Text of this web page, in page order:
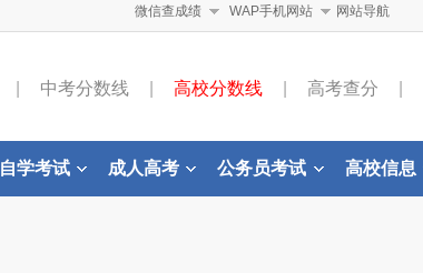
微信查成绩 WAP手机网站 网站导航
中考分数线 高校分数线 高考查分
自学考试 成人高考 公务员考试 高校信息